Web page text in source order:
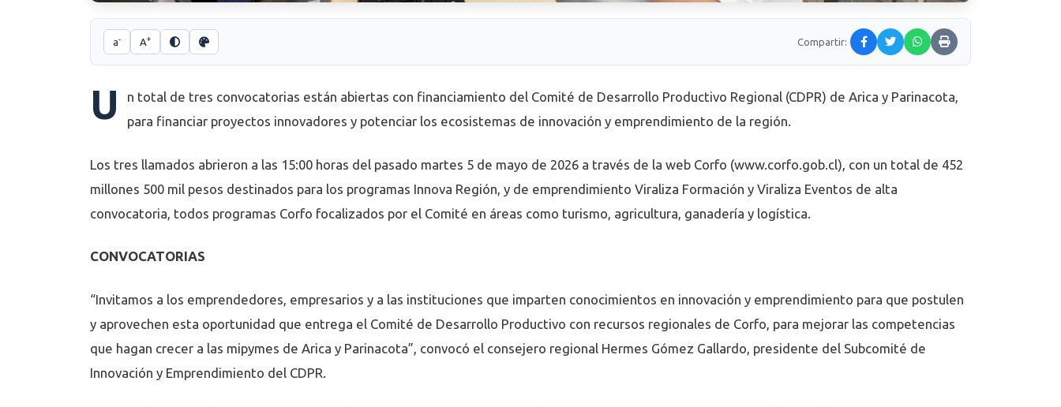
a- A+ Compartir:
U
n total de tres convocatorias están abiertas con financiamiento del Comité de Desarrollo Productivo Regional (CDPR) de Arica y Parinacota,
para financiar proyectos innovadores y potenciar los ecosistemas de innovación y emprendimiento de la región.
Los tres llamados abrieron a las 15:00 horas del pasado martes 5 de mayo de 2026 a través de la web Corfo (www.corfo.gob.cl), con un total de 452
millones 500 mil pesos destinados para los programas Innova Región, y de emprendimiento Viraliza Formación y Viraliza Eventos de alta
convocatoria, todos programas Corfo focalizados por el Comité en áreas como turismo, agricultura, ganadería y logística.
CONVOCATORIAS
“Invitamos a los emprendedores, empresarios y a las instituciones que imparten conocimientos en innovación y emprendimiento para que postulen
y aprovechen esta oportunidad que entrega el Comité de Desarrollo Productivo con recursos regionales de Corfo, para mejorar las competencias
que hagan crecer a las mipymes de Arica y Parinacota”, convocó el consejero regional Hermes Gómez Gallardo, presidente del Subcomité de
Innovación y Emprendimiento del CDPR.